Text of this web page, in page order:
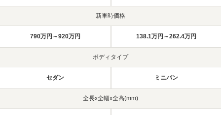
新車時価格
790万円～920万円 138.1万円～262.4万円
ボディタイプ
セダン ミニバン
全長x全幅x全高(mm)